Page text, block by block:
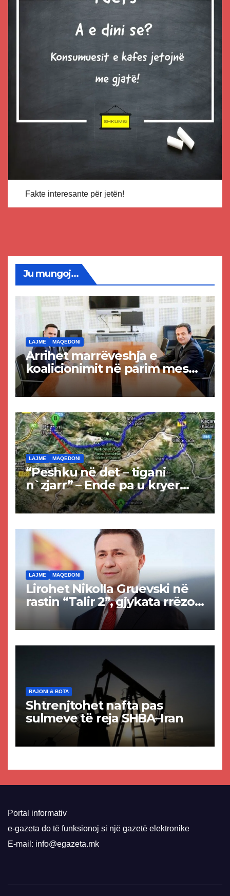
Fakte interesante për jetën!
Ju mungoj...
LAJME MAQEDONI
Arrihet marrëveshja e
koalicionimit në parim mes
Kurtit dhe Abdixhikut
LAJME MAQEDONI
“Peshku në det – tigani
n`zjarr” – Ende pa u kryer
projekti i tunelit, komuna e
Tetovës nis punimet për
LAJME MAQEDONI
Lirohet Nikolla Gruevski në
rastin “Talir 2”, gjykata rrëzon
akuzat për ndërtimin e
paligjshëm të selisë së
RAJONI & BOTA
Shtrenjtohet nafta pas
sulmeve të reja SHBA–Iran
Portal informativ
e-gazeta do të funksionoj si një gazetë elektronike
E-mail: info@egazeta.mk